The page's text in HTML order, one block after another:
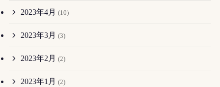
2023年4月 (10)
2023年3月 (3)
2023年2月 (2)
2023年1月 (2)